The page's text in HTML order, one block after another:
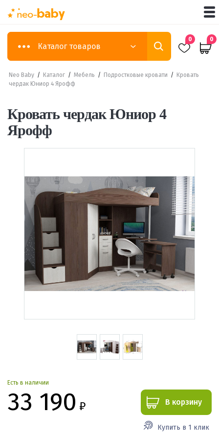
Каталог товаров
0 0
Neo Baby / Каталог / Мебель / Подростковые кровати /
Кровать
чердак Юниор 4 Ярофф
Кровать чердак Юниор 4
Ярофф
Есть в наличии
33 190 ₽ В корзину
Купить в 1 клик